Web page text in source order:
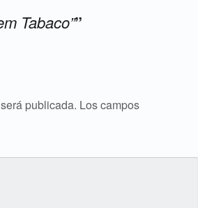
Tabaco””
publicada. Los campos